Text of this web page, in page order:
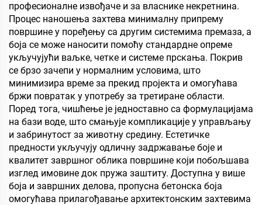
професионалне извођаче и за власнике некретнина.
Процес наношења захтева минималну припрему
површине у поређењу са другим системима премаза, а
боја се може наносити помоћу стандардне опреме
укључујући ваљке, четке и системе прскања. Покрив
се брзо зачепи у нормалним условима, што
минимизира време за прекид пројекта и омогућава
бржи повратак у употребу за третиране области.
Поред тога, чишћење је једноставно са формулацијама
на бази воде, што смањује компликације у управљању
и забринутост за животну средину. Естетичке
предности укључују одличну задржавање боје и
квалитет завршног облика површине који побољшава
изглед имовине док пружа заштиту. Доступна у више
боја и завршних делова, пропусна бетонска боја
омогућава прилагођавање архитектонским захтевима